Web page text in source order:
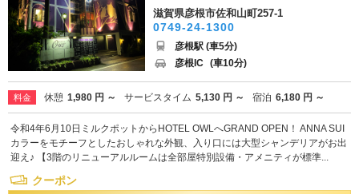
滋賀県彦根市佐和山町257-1
0749-24-1300
彦根駅 (車5分)
彦根IC (車10分)
料金 休憩 1,980 円 ～ サービスタイム 5,130 円 ～ 宿泊 6,180 円 ～
令和4年6月10日ミルクポットからHOTEL OWLへGRAND OPEN！ ANNA SUI
カラーをモチーフとしたおしゃれな外観、入り口には大型シャンデリアがお出
迎え♪ 【3階のリニューアルルームは全部屋特別設備・アメニティが標準...
クーポン